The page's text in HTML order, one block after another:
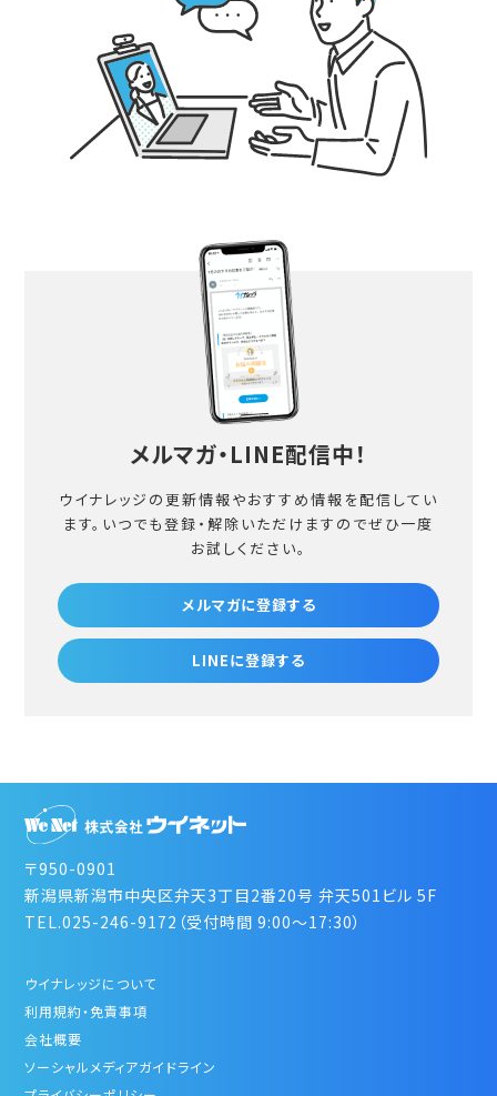
メルマガ・LINE配信中！
ウイナレッジの更新情報やおすすめ情報を配信してい
ます。 いつでも登録・解除いただけますのでぜひ一度
お試しください。
メルマガに登録する
LINEに登録する
〒950-0901
新潟県新潟市中央区弁天3丁目2番20号 弁天501ビル 5F
TEL.025-246-9172（受付時間 9:00～17:30）
ウイナレッジについて
利用規約・免責事項
会社概要
ソーシャルメディアガイドライン